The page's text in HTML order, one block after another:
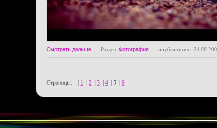
Смотреть дальше Раздел: Фотография опубликовано:
Страницы: 1 2 3 4 5 6